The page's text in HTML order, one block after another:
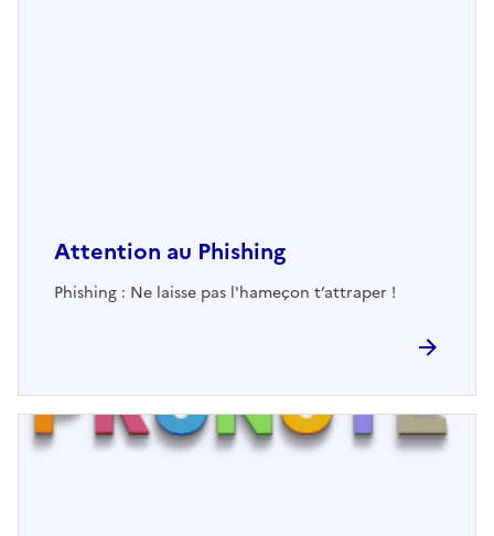
Attention au Phishing
Phishing : Ne laisse pas l'hameçon t’attraper !